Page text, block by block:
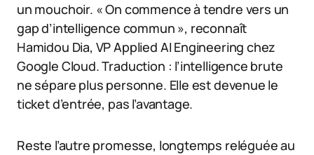
un mouchoir. « On commence à tendre vers un
gap d’intelligence commun », reconnaît
Hamidou Dia, VP Applied AI Engineering chez
Google Cloud. Traduction : l’intelligence brute
ne sépare plus personne. Elle est devenue le
ticket d’entrée, pas l’avantage.
Reste l’autre promesse, longtemps reléguée au